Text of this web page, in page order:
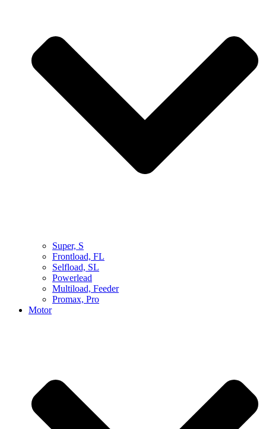
Super, S
Frontload, FL
Selfload, SL
Powerlead
Multiload, Feeder
Promax, Pro
Motor